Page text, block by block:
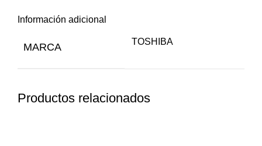
Información adicional
MARCA TOSHIBA
Productos relacionados